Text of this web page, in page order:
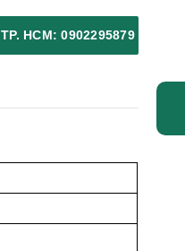
HCM: 0902295879